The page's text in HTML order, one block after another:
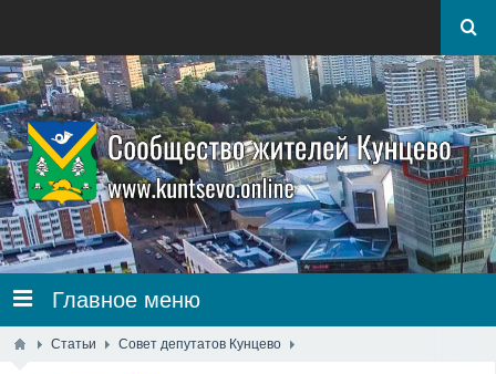
Главное меню
Статьи Совет депутатов Кунцево